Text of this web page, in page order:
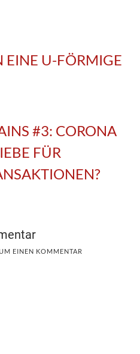
EINE U-FÖRMIGE
#3: CORONA
FÜR
EINEN KOMMENTAR